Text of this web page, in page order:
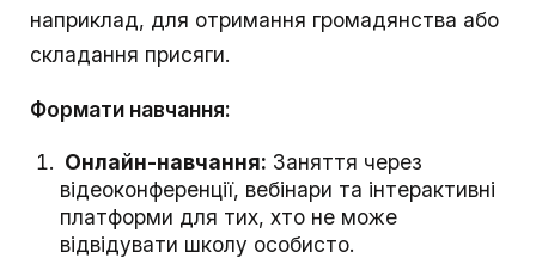
наприклад, для отримання громадянства або
складання присяги.
Формати навчання:
Онлайн-навчання: Заняття через
відеоконференції, вебінари та інтерактивні
платформи для тих, хто не може
відвідувати школу особисто.